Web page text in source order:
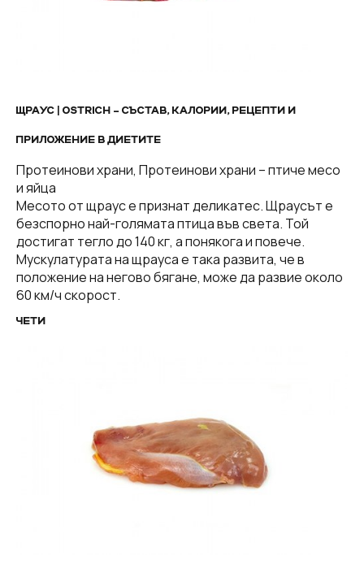
ЩРАУС | ОSTRICH – СЪСТАВ, КАЛОРИИ, РЕЦЕПТИ И
ПРИЛОЖЕНИЕ В ДИЕТИТЕ
Протеинови храни, Протеинови храни – птиче месо
и яйца
Месото от щраус е признат деликатес. Щраусът е
безспорно най-голямата птица във света. Той
достигат тегло до 140 кг, а понякога и повече.
Мускулатурата на щрауса е така развита, че в
положение на негово бягане, може да развие около
60 км/ч скорост.
ЧЕТИ